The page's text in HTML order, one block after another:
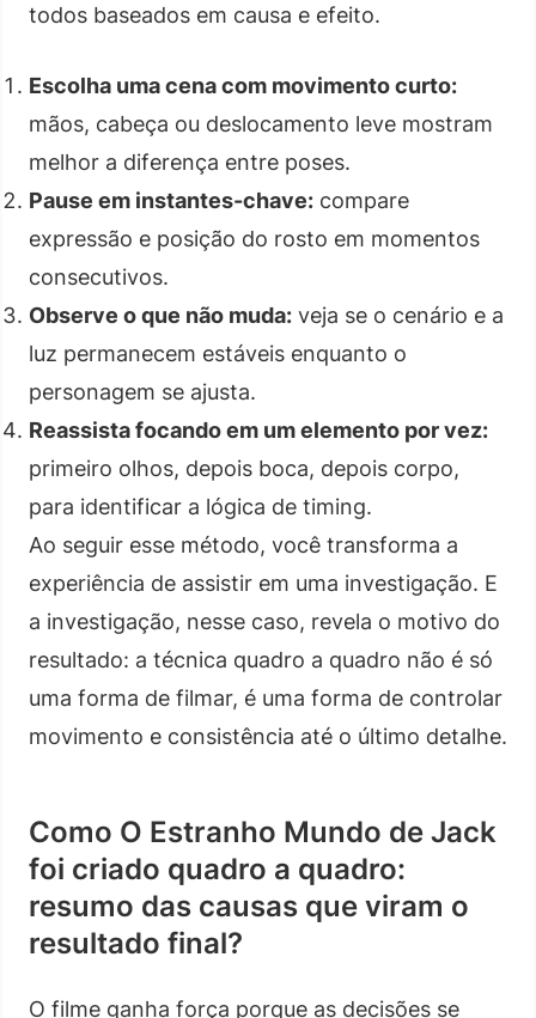
todos baseados em causa e efeito.
Escolha uma cena com movimento curto:
mãos, cabeça ou deslocamento leve mostram
melhor a diferença entre poses.
Pause em instantes-chave: compare
expressão e posição do rosto em momentos
consecutivos.
Observe o que não muda: veja se o cenário e a
luz permanecem estáveis enquanto o
personagem se ajusta.
Reassista focando em um elemento por vez:
primeiro olhos, depois boca, depois corpo,
para identificar a lógica de timing.
Ao seguir esse método, você transforma a
experiência de assistir em uma investigação. E
a investigação, nesse caso, revela o motivo do
resultado: a técnica quadro a quadro não é só
uma forma de filmar, é uma forma de controlar
movimento e consistência até o último detalhe.
Como O Estranho Mundo de Jack
foi criado quadro a quadro:
resumo das causas que viram o
resultado final?
O filme ganha força porque as decisões se